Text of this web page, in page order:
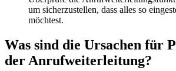
um sicherzustellen, dass alles so
möchtest.
Was sind die Ursachen für
der Anrufweiterleitung?